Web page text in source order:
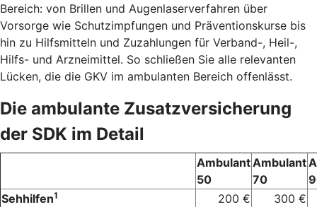
Bereich: von Brillen und Augenlaserverfahren über
Vorsorge wie Schutzimpfungen und Präventionskurse bis
hin zu Hilfsmitteln und Zuzahlungen für Verband-, Heil-,
Hilfs- und Arzneimittel. So schließen Sie alle relevanten
Lücken, die die GKV im ambulanten Bereich offenlässt.
Die ambulante Zusatzversicherung
der SDK im Detail
Ambulant
50
Ambulant
70
Sehhilfen1 200 €
300 €